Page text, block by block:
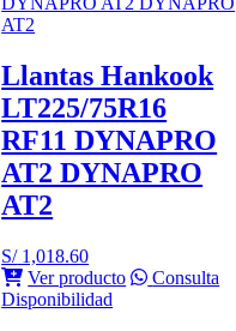
Llantas Hankook
LT225/75R16
RF11 DYNAPRO
AT2 DYNAPRO
AT2
S/1,018.60
Ver producto
Consulta
Disponibilidad